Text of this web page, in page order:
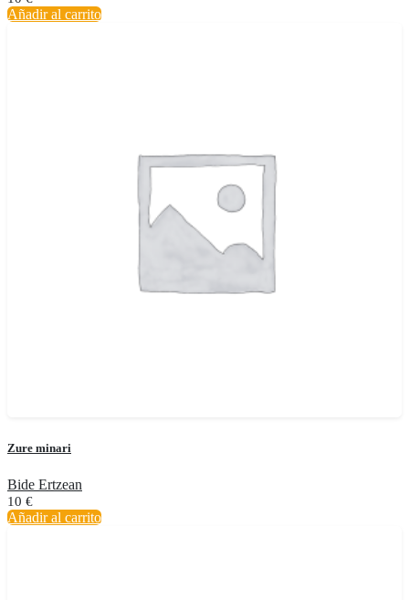
Añadir al carrito
Zure minari
Bide Ertzean
10 €
Añadir al carrito